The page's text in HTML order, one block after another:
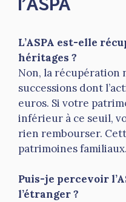
L’ASPA est-elle
héritages ?
Non, la récupération
successions dont
euros. Si votre
inférieur à ce seuil,
rien rembourser.
patrimoines familiaux.
Puis-je percevoir
l’étranger ?